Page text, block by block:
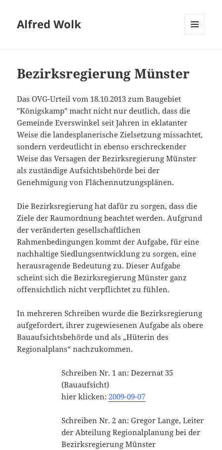
Alfred Wolk
Bezirksregierung Münster
Das OVG-Urteil vom 18.10.2013 zum Baugebiet
"Königskamp" macht nicht nur deutlich, dass die
Gemeinde Everswinkel seit Jahren in eklatanter
Weise die landesplanerische Zielsetzung missachtet,
sondern verdeutlicht in ebenso erschreckender
Weise das Versagen der Bezirksregierung Münster
als zuständige Aufsichtsbehörde bei der
Genehmigung von Flächennutzungsplänen.
Die Bezirksregierung hat dafür zu sorgen, dass die
Ziele der Raumordnung beachtet werden. Aufgrund
der veränderten gesellschaftlichen
Rahmenbedingungen kommt der Aufgabe, für eine
nachhaltige Siedlungsentwicklung zu sorgen, eine
herausragende Bedeutung zu. Dieser Aufgabe
scheint sich die Bezirksregierung Münster ganz
offensichtlich nicht verpflichtet zu fühlen.
In mehreren Schreiben wurde die Bezirksregierung
aufgefordert, ihrer zugewiesenen Aufgabe als obere
Bauaufsichtsbehörde und als „Hüterin des
Regionalplans“ nachzukommen.
Schreiben Nr. 1 an: Dezernat 35
(Bauaufsicht)
hier klicken:2009-09-07
Schreiben Nr. 2 an: Gregor Lange, Leiter
der Abteilung Regionalplanung bei der
Bezirksregierung Münster